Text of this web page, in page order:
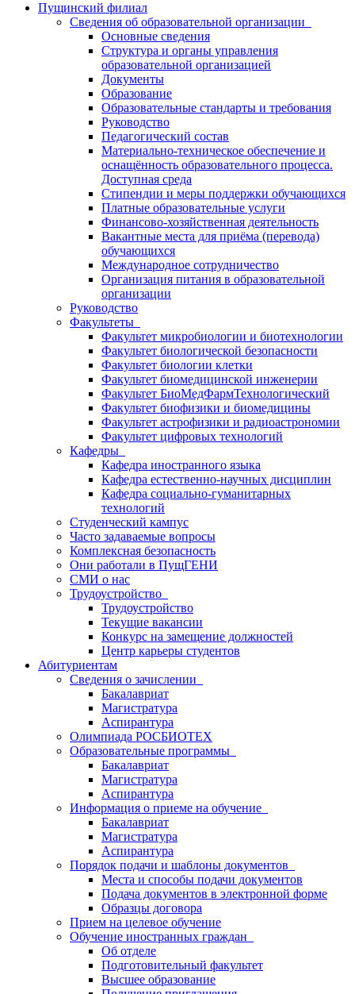
Пущинский филиал
Сведения об образовательной организации
Основные сведения
Структура и органы управления
образовательной организацией
Документы
Образование
Образовательные стандарты и требования
Руководство
Педагогический состав
Материально-техническое обеспечение и
оснащённость образовательного процесса.
Доступная среда
Стипендии и меры поддержки обучающихся
Платные образовательные услуги
Финансово-хозяйственная деятельность
Вакантные места для приёма (перевода)
обучающихся
Международное сотрудничество
Организация питания в образовательной
организации
Руководство
Факультеты
Факультет микробиологии и биотехнологии
Факультет биологической безопасности
Факультет биологии клетки
Факультет биомедицинской инженерии
Факультет БиоМедФармТехнологический
Факультет биофизики и биомедицины
Факультет астрофизики и радиоастрономии
Факультет цифровых технологий
Кафедры
Кафедра иностранного языка
Кафедра естественно-научных дисциплин
Кафедра социально-гуманитарных
технологий
Студенческий кампус
Часто задаваемые вопросы
Комплексная безопасность
Они работали в ПущГЕНИ
СМИ о нас
Трудоустройство
Трудоустройство
Текущие вакансии
Конкурс на замещение должностей
Центр карьеры студентов
Абитуриентам
Сведения о зачислении
Бакалавриат
Магистратура
Аспирантура
Олимпиада РОСБИОТЕХ
Образовательные программы
Бакалавриат
Магистратура
Аспирантура
Информация о приеме на обучение
Бакалавриат
Магистратура
Аспирантура
Порядок подачи и шаблоны документов
Места и способы подачи документов
Подача документов в электронной форме
Образцы договора
Прием на целевое обучение
Обучение иностранных граждан
Об отделе
Подготовительный факультет
Высшее образование